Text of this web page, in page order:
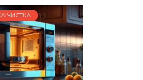
ЧИСТКА